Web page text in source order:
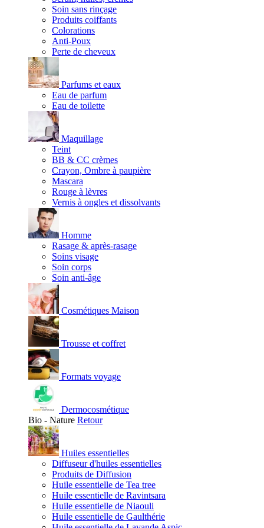
Soin sans rinçage
Produits coiffants
Colorations
Anti-Poux
Perte de cheveux
Parfums et eaux
Eau de parfum
Eau de toilette
Maquillage
Teint
BB & CC crèmes
Crayon, Ombre à paupière
Mascara
Rouge à lèvres
Vernis à ongles et dissolvants
Homme
Rasage & après-rasage
Soins visage
Soin corps
Soin anti-âge
Cosmétiques Maison
Trousse et coffret
Formats voyage
Dermocosmétique
Bio - Nature Retour
Huiles essentielles
Diffuseur d'huiles essentielles
Produits de Diffusion
Huile essentielle de Tea tree
Huile essentielle de Ravintsara
Huile essentielle de Niaouli
Huile essentielle de Gaulthérie